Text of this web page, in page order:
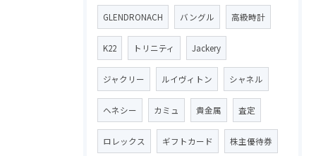
GLENDRONACH バングル 高級時計
K22 トリニティ Jackery
ジャクリー ルイヴィトン シャネル
ヘネシー カミュ 貴金属 査定
ロレックス ギフトカード 株主優待券